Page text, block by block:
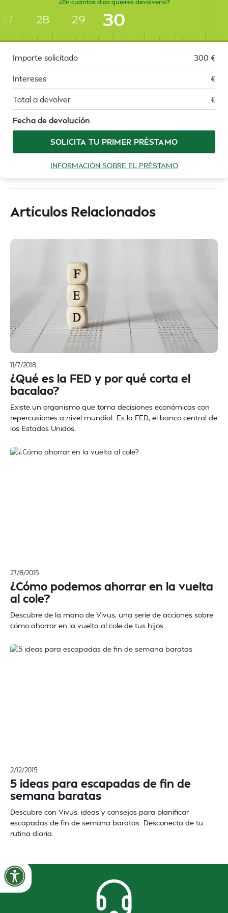
¿En cuántos días quieres devolverlo?
27 28 29 30
Importe solicitado 300 €
Intereses €
Total a devolver €
Fecha de devolución
SOLICITA TU PRIMER PRÉSTAMO
INFORMACIÓN SOBRE EL PRÉSTAMO
Artículos Relacionados
11/7/2018
¿Qué es la FED y por qué corta el
bacalao?
Existe un organismo que toma decisiones económicas con
repercusiones a nivel mundial. Es la FED, el banco central de
los Estados Unidos.
27/8/2015
¿Cómo podemos ahorrar en la vuelta
al cole?
Descubre de la mano de Vivus, una serie de acciones sobre
cómo ahorrar en la vuelta al cole de tus hijos.
2/12/2015
5 ideas para escapadas de fin de
semana baratas
Descubre con Vivus, ideas y consejos para planificar
escapadas de fin de semana baratas. Desconecta de tu
rutina diaria.